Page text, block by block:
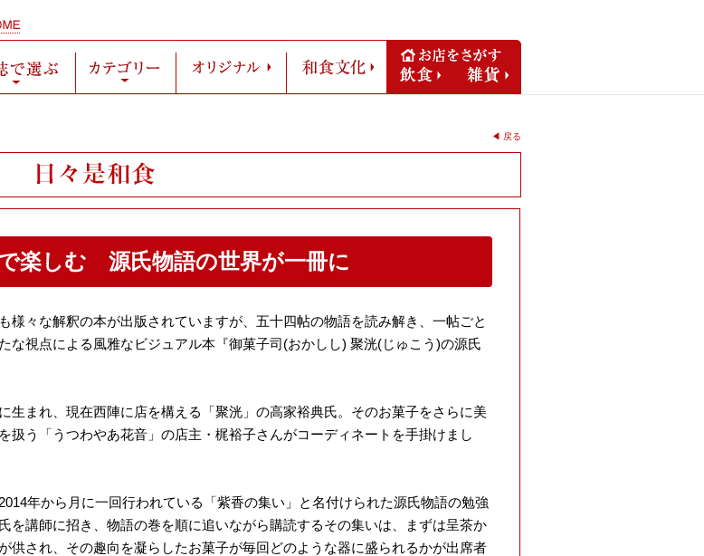
飲食
◀︎ 戻る
楽しむ 源氏物語の世界が一冊に
様々な解釈の本が出版されていますが、五十四帖の物語を読み解き、一帖ごと
な視点による風雅なビジュアル本『御菓子司(おかしし) 聚洸(じゅこう)の源氏
生まれ、現在西陣に店を構える「聚洸」の高家裕典氏。そのお菓子をさらに美
扱う「うつわやあ花音」の店主・梶裕子さんがコーディネートを手掛けまし
年から月に一回行われている「紫香の集い」と名付けられた源氏物語の勉強
を講師に招き、物語の巻を順に追いながら購読するその集いは、まずは呈茶か
供され、その趣向を凝らしたお菓子が毎回どのような器に盛られるかが出席者